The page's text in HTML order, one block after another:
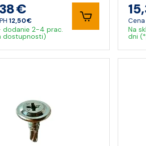
€
12,50 €
dodanie 2-4 prac.
dostupnosti)
Na
dni